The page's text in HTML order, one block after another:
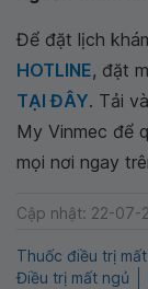
Để đặt lịch
HOTLINE, đặt
TẠI ĐÂY. Tải
My Vinmec để
mọi nơi ngay
Cập nhật: 22-07-
Thuốc điều trị
Điều trị mất ngủ